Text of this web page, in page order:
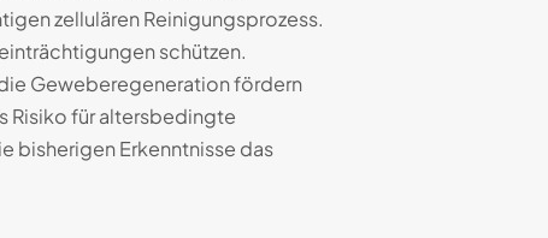
zellulären Reinigungsprozess.
schützen.
Geweberegeneration fördern
Risiko für altersbedingte
bisherigen Erkenntnisse das